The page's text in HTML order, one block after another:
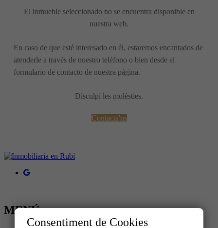
El inmueble seleccionado no se encuentra disponible en
nuestra web.
En caso de que esté interesado en él, estaremos encantados de
atenderle a través de nuestro teléfono o bien desde el
formulario de contacto de nuestra página.
Disculpi les molèsties.
Contacta'ns
MENÚ
Consentiment de Cookies